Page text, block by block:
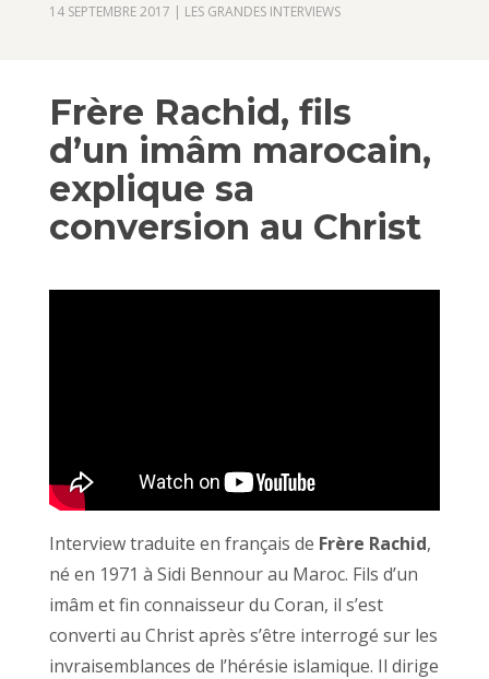
14 SEPTEMBRE 2017 | LES GRANDES INTERVIEWS
Frère Rachid, fils
d’un imâm marocain,
explique sa
conversion au Christ
Interview traduite en français de Frère Rachid,
né en 1971 à Sidi Bennour au Maroc. Fils d’un
imâm et fin connaisseur du Coran, il s’est
converti au Christ après s’être interrogé sur les
invraisemblances de l’hérésie islamique. Il dirige